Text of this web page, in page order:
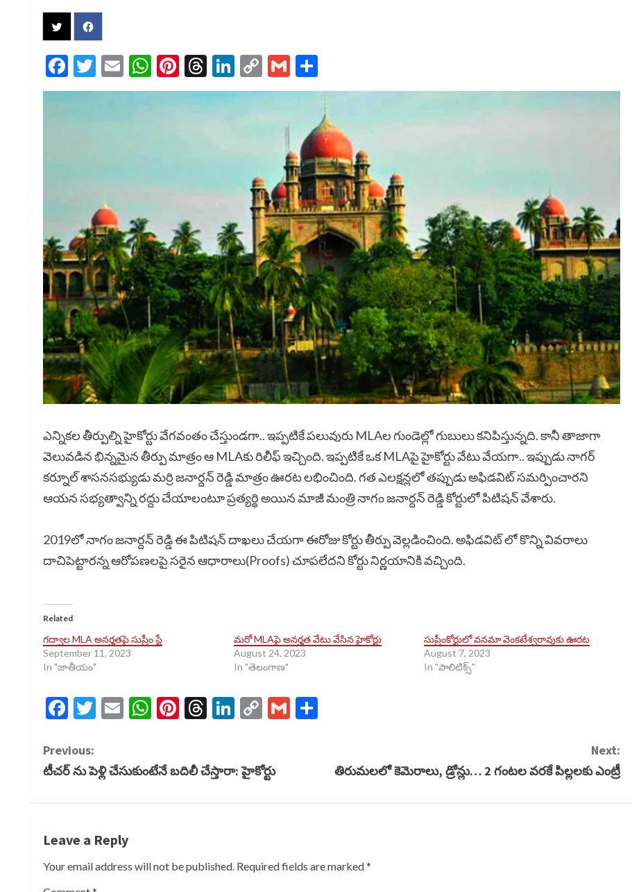
Facebook
Twitter
EmailWhatsApp
Pinterest
Threads
LinkedIn
Copy
Link
Gmail
ఎన్నికల తీర్పుల్ని హైకోర్టు వేగవంతం చేస్తుండగా.. ఇప్పటికే పలువురు MLAల గుండెల్లో గుబులు కనిపిస్తున్నది. కానీ తాజాగా
వెలువడిన భిన్నమైన తీర్పు మాత్రం ఆ MLAకు రిలీఫ్ ఇచ్చింది. ఇప్పటికే ఒక MLAపై హైకోర్టు వేటు వేయగా.. ఇప్పుడు నాగర్
కర్నూల్ శాసనసభ్యుడు మర్రి జనార్దన్ రెడ్డి మాత్రం ఊరట లభించింది. గత ఎలక్షన్లలో తప్పుడు అఫిడవిట్ సమర్పించారని
ఆయన సభ్యత్వాన్ని రద్దు చేయాలంటూ ప్రత్యర్థి అయిన మాజీ మంత్రి నాగం జనార్దన్ రెడ్డి కోర్టులో పిటిషన్ వేశారు.
2019లో నాగం జనార్దన్ రెడ్డి ఈ పిటిషన్ దాఖలు చేయగా ఈరోజు కోర్టు తీర్పు వెల్లడించింది. అఫిడవిట్ లో కొన్ని వివరాలు
దాచిపెట్టారన్న ఆరోపణలపై సరైన ఆధారాలు(Proofs) చూపలేదని కోర్టు నిర్ణయానికి వచ్చింది.
Related
గద్వాల MLA అనర్హతపై సుప్రీం స్టే
September 11, 2023
In "జాతీయం"
మరో MLAపై అనర్హత వేటు వేసిన హైకోర్టు
August 24, 2023
In "తెలంగాణ"
సుప్రీంకోర్టులో వనమా వెంకటేశ్వరావుకు ఊరట
August 7, 2023
In "పాలిటిక్స్​"
Facebook
Twitter
EmailWhatsApp
Pinterest
Threads
LinkedIn
CopyGmail
C
o
t
i
Previous:
టీచర్ ను పెళ్లి చేసుకుంటేనే బదిలీ చేస్తారా: హైకోర్టు
Next:
తిరుమలలో కెమెరాలు, డ్రోన్లు… 2 గంటల వరకే పిల్లలకు ఎంట్రీ
Leave a Reply
Your email address will not be published. Required fields are marked*